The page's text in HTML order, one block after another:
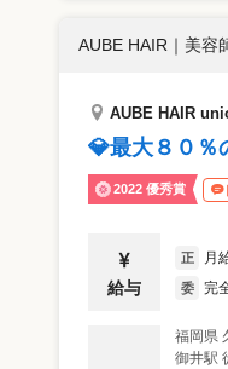
AUBE HAIR ｜ 美容
AUBE HAIR
💎最大８０％
2022 優秀賞
給与
正 月
委 完
福岡県
御井駅